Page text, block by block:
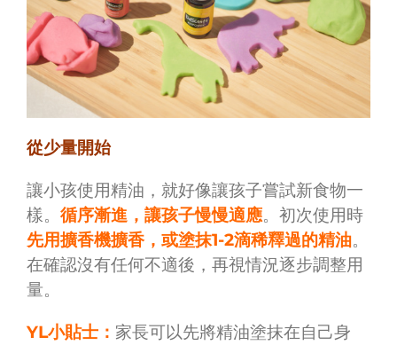
從少量開始
讓小孩使用精油，就好像讓孩子嘗試新食物一
樣。 循序漸進，讓孩子慢慢適應。初次使用時
先用擴香機擴香，或塗抹1-2滴稀釋過的精油。
在確認沒有任何不適後，再視情況逐步調整用
量。
YL小貼士： 家長可以先將精油塗抹在自己身